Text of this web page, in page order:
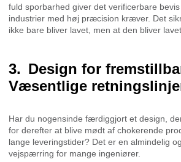
fuld sporbarhed giver det verificerbare
industrier med høj præcision kræver. Det
ikke bare bliver lavet, men at den bliver
Design for
Væsentlige
Har du nogensinde færdiggjort et design,
for derefter at blive mødt af chokerende
lange leveringstider? Det er en almindelig
vejspærring for mange ingeniører.